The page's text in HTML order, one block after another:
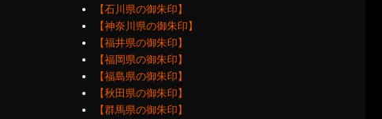
【石川県の御朱印】
【神奈川県の御朱印】
【福井県の御朱印】
【福岡県の御朱印】
【福島県の御朱印】
【秋田県の御朱印】
【群馬県の御朱印】